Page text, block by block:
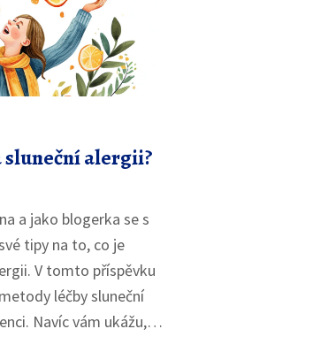
sluneční alergii?
a jako blogerka se s
tipy na to, co je
V tomto příspěvku
léčby sluneční
Navíc vám ukážu,